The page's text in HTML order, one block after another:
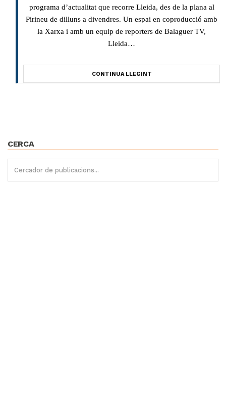
programa d’actualitat que recorre Lleida, des de la plana al
Pirineu de dilluns a divendres. Un espai en coproducció amb
la Xarxa i amb un equip de reporters de Balaguer TV,
Lleida…
CONTINUA LLEGINT
CERCA